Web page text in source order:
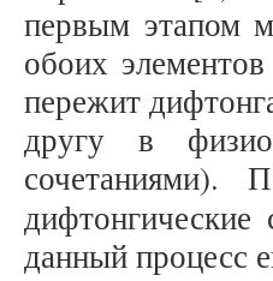
первым этапом
обоих
пережит
другу в
сочетаниями).
данный процесс